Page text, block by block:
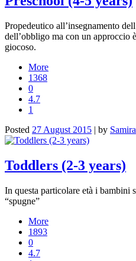
Propedeutico all’insegnamento
dell’obbligo ma con un approccio
giocoso.
More
1368
0
4.7
1
Posted 27 August 2015 | by Samira
Toddlers (2-3 years)
In questa particolare età i bambini
“spugne”
More
1893
0
4.7